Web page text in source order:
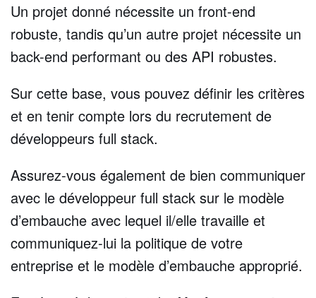
Un projet donné nécessite un front-end
robuste, tandis qu’un autre projet nécessite un
back-end performant ou des API robustes.
Sur cette base, vous pouvez définir les critères
et en tenir compte lors du recrutement de
développeurs full stack.
Assurez-vous également de bien communiquer
avec le développeur full stack sur le modèle
d’embauche avec lequel il/elle travaille et
communiquez-lui la politique de votre
entreprise et le modèle d’embauche approprié.